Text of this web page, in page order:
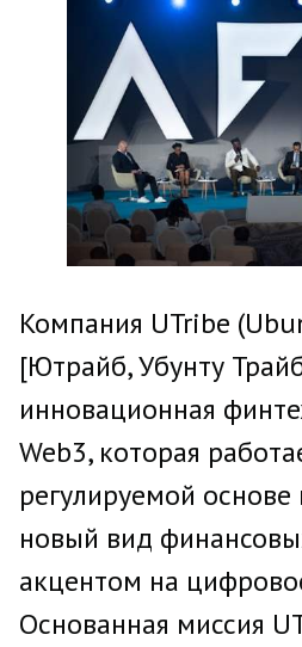
Компания UTribe
[Ютрайб, Убунту
инновационная
Web3, которая
регулируемой основе
новый вид
акцентом на
Основанная миссия